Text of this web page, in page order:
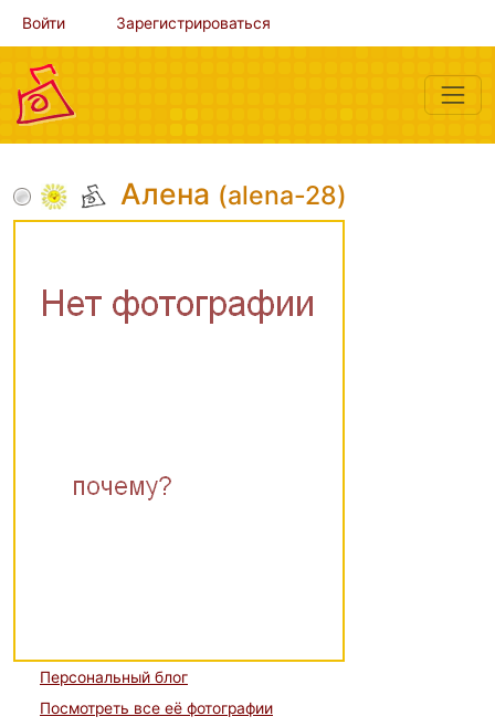
Войти Зарегистрироваться
Алена (alena-28)
Персональный блог
Посмотреть все её фотографии